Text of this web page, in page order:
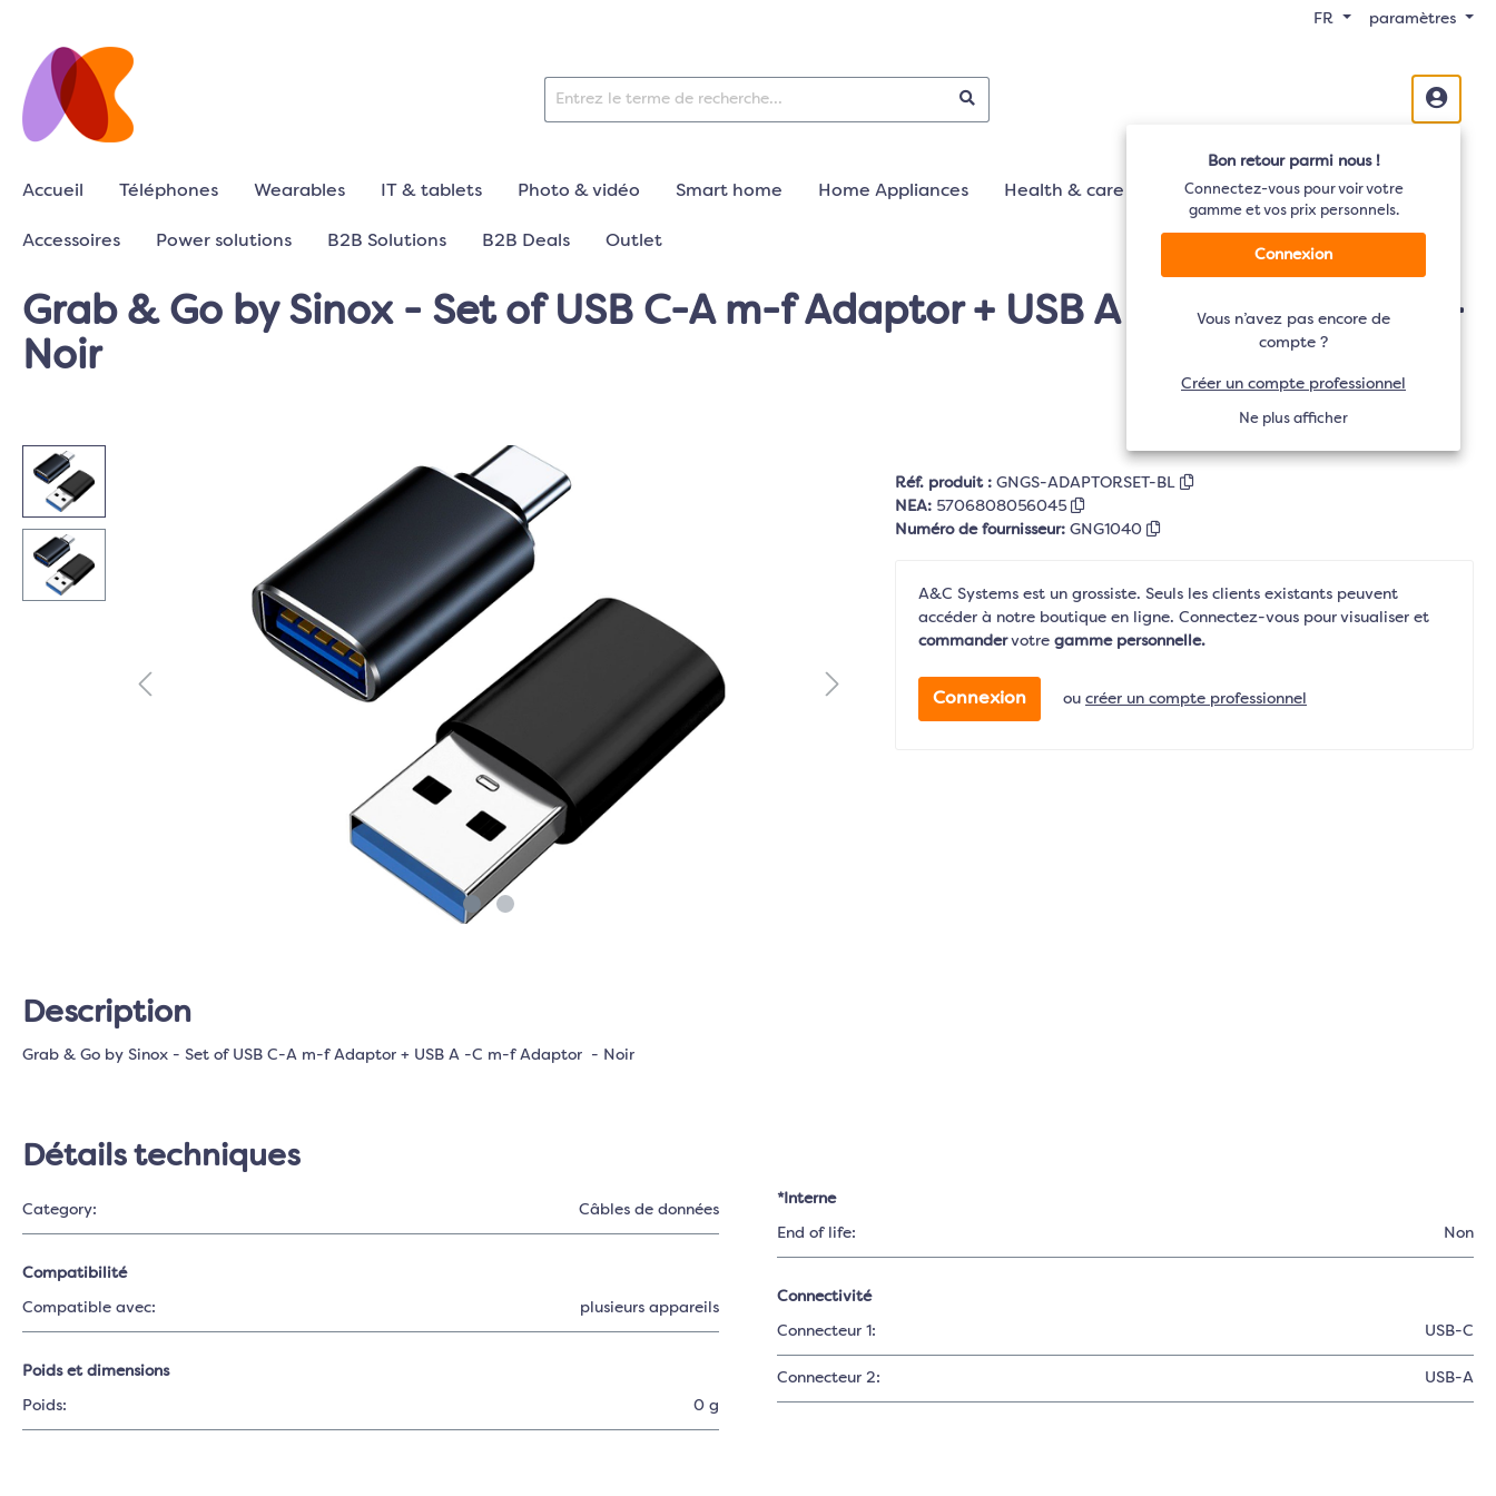
FR paramètres
Bon retour parmi nous !
Connectez-vous pour voir votre
gamme et vos prix personnels.
Connexion
Vous n’avez pas encore de
compte ?
Créer un compte professionnel
Ne plus afficher
Accueil Téléphones Wearables IT & tablets Photo & vidéo Smart home Home Appliances Health & care Mobilité Audio TV
Accessoires Power solutions B2B Solutions B2B Deals Outlet
Grab & Go by Sinox - Set of USB C-A m-f Adaptor + USB A -C m-f Adaptor -
Noir
Réf. produit : GNGS-ADAPTORSET-BL
NEA: 5706808056045
Numéro de fournisseur: GNG1040
A&C Systems est un grossiste. Seuls les clients existants peuvent
accéder à notre boutique en ligne. Connectez-vous pour visualiser et
commandervotre gamme personnelle.
Connexion ou créer un compte professionnel
Description
Grab & Go by Sinox - Set of USB C-A m-f Adaptor + USB A -C m-f Adaptor - Noir
Détails techniques
Category: Câbles de données
*Interne
End of life: Non
Compatibilité
Compatible avec: plusieurs appareils
Connectivité
Connecteur 1: USB-C
Connecteur 2: USB-A
Poids et dimensions
Poids: 0 g